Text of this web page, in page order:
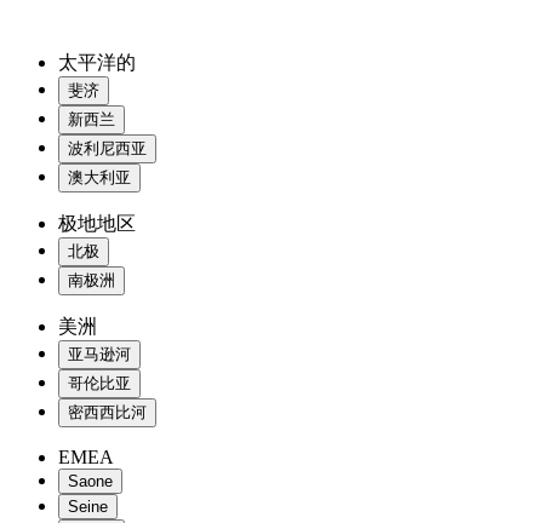
太平洋的
斐济
新西兰
波利尼西亚
澳大利亚
极地地区
北极
南极洲
美洲
亚马逊河
哥伦比亚
密西西比河
EMEA
Saone
Seine